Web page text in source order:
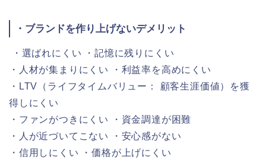
・ブランドを作り上げないデメリット
・選ばれにくい ・記憶に残りにくい
・人材が集まりにくい ・利益率を高めにくい
・LTV（ライフタイムバリュー： 顧客生涯価値）を獲
得しにくい
・ファンがつきにくい ・資金調達が困難
・人が近づいてこない ・安心感がない
・信用しにくい ・価格が上げにくい